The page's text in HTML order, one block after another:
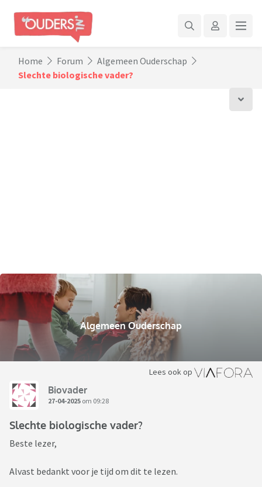
Home Forum
Algemeen Ouderschap
Slechte biologische vader?
Algemeen Ouderschap
Lees ook op
Biovader
27-04-2025 om 09:28
Slechte biologische vader?
Beste lezer,
Alvast bedankt voor je tijd om dit te lezen.